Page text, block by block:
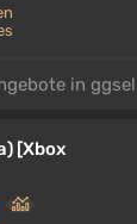
in
[Xbox